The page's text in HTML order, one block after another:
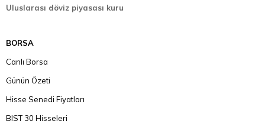
Uluslarası döviz piyasası kuru
BORSA
Canlı Borsa
Günün Özeti
Hisse Senedi Fiyatları
BIST 30 Hisseleri